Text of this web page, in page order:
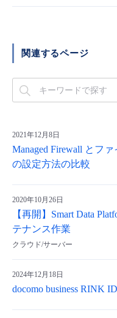
- vUTM2
関連するページ
2021年12月8日
Managed Firewall とフ
の設定方法の比較
2020年10月26日
【再開】Smart Data
テナンス作業
クラウド/サーバー
2024年12月18日
docomo business RINK